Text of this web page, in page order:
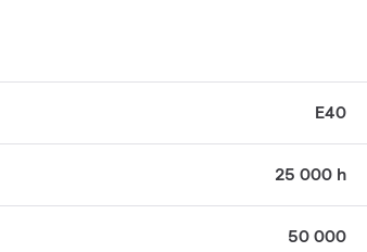
E40
25 000 h
50 000